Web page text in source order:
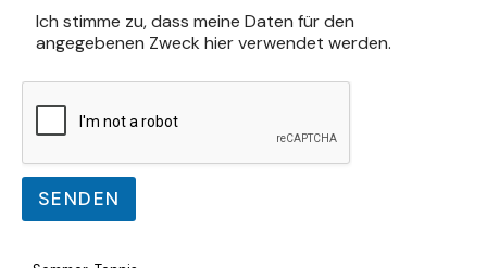
e
h
u
z
Ich stimme zu, dass meine Daten für den
angegebenen Zweck hierverwendet werden.
SENDEN